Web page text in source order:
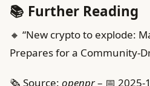
📚 Further Reading
🔸 “New crypto to explode:
Prepares for a Community-
🗞️ Source: openpr– 📅 2025-